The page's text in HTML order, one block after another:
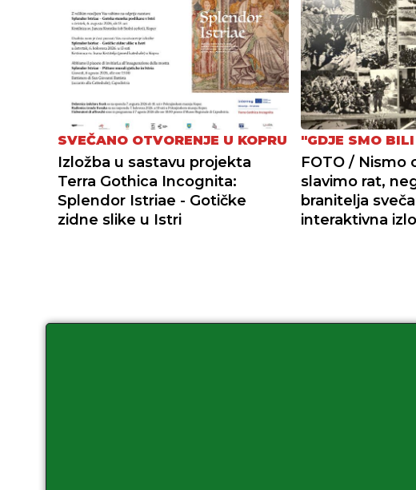
SVEČANO OTVORENJE U KOPRU
Izložba u sastavu projekta
Terra Gothica Incognita:
Splendor Istriae - Gotičke
zidne slike u Istri
"GDJE SMO BILI
FOTO / Nismo
slavimo rat,
branitelja
interaktivna